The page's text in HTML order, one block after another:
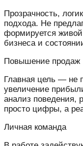
Прозрачность,
подхода. Не
формируется
бизнеса и
Повышение продаж
Главная цель — не
увеличение
анализ поведения,
просто цифры, а
Личная команда